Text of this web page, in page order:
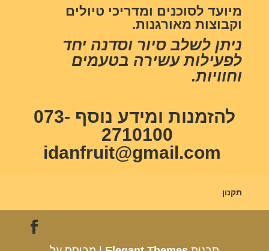
מיועד לסוכנים ומדריכי טיולים
וקבוצות מאורגנות.
ניתן לשלב סיור וסדנה יחד
לפעילות עשירה בטעמים
וחוויות.
להזמנות ומידע נוסף 073-
idanfruit@gmail.com
תקנון